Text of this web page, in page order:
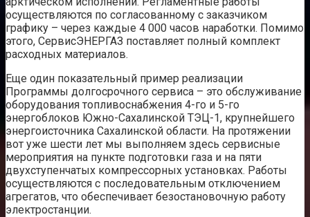
осуществляются по согласованному с заказчиком
графику – через каждые 4 000 часов наработки. Помимо
этого, СервисЭНЕРГАЗ поставляет полный комплект
расходных материалов.
Еще один показательный пример реализации
Программы долгосрочного сервиса – это обслуживание
оборудования топливоснабжения 4-го и 5-го
энергоблоков Южно-Сахалинской ТЭЦ-1, крупнейшего
энергоисточника Сахалинской области. На протяжении
вот уже шести лет мы выполняем здесь сервисные
мероприятия на пункте подготовки газа и на пяти
двухступенчатых компрессорных установках. Работы
осуществляются с последовательным отключением
агрегатов, что обеспечивает безостановочную работу
электростанции.